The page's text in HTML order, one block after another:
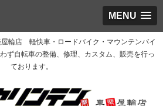
MENU
輪店 軽快車・ロードバイク・マウンテンバイ
ず自転車の整備、修理、カスタム、販売を行っ
ております。